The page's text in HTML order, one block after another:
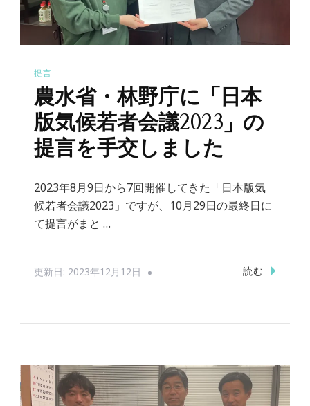
提言
農水省・林野庁に「日本
版気候若者会議2023」の
提言を手交しました
2023年8月9日から7回開催してきた「日本版気
候若者会議2023」ですが、10月29日の最終日に
て提言がまと …
更新日: 2023年12月12日 読む